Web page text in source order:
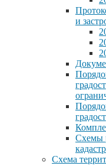
и
Схемы
Схема